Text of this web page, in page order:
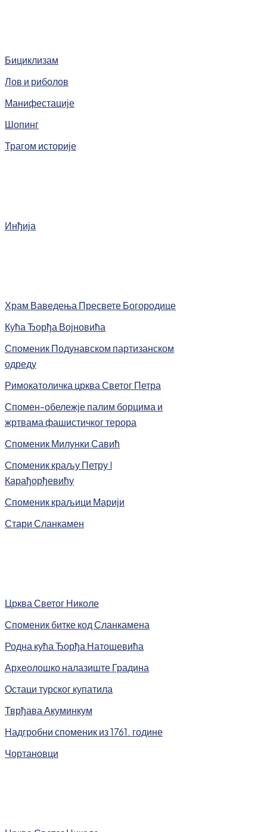
Бициклизам
Лов и риболов
Манифестације
Шопинг
Трагом историје
Инђија
Храм Ваведења Пресвете Богородице
Кућа Ђорђа Војновића
Споменик Подунавском партизанском
одреду
Римокатоличка црква Светог Петра
Спомен-обележје палим борцима и
жртвама фашистичког терора
Споменик Милунки Савић
Споменик краљу Петру I
Карађорђевићу
Споменик краљици Марији
Стари Сланкамен
Црква Светог Николе
Споменик битке код Сланкамена
Родна кућа Ђорђа Натошевића
Археолошко налазиште Градина
Остаци турског купатила
Тврђава Акуминкум
Надгробни споменик из 1761. године
Чортановци